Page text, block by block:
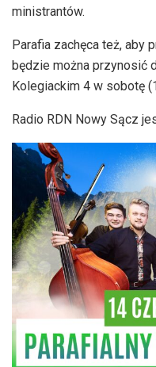
ministrantów.
Parafia zachęca też, aby
będzie można przynosić
Kolegiackim 4 w sobotę
Radio RDN Nowy Sącz